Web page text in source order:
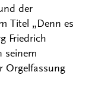
der
Titel „Denn es
Friedrich
seinem
Orgelfassung